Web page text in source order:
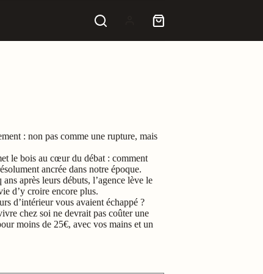
Panier
: non pas comme une rupture, mais
le bois au cœur du débat : comment
ancrée dans notre époque.
ans après leurs débuts, l’agence lève le
d’y croire encore plus.
d’intérieur vous avaient échappé ?
chez soi ne devrait pas coûter une
moins de 25€, avec vos mains et un